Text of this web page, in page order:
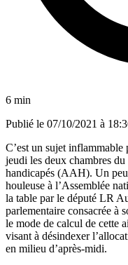
6 min
Publié le 07/10/2021 à
C’est un sujet
jeudi les deux chambres
handicapés (AAH). Un peu
houleuse à l’Assemblée
la table par le député LR
parlementaire consacrée à
le mode de calcul de cette
visant à désindexer
en milieu d’après-midi.